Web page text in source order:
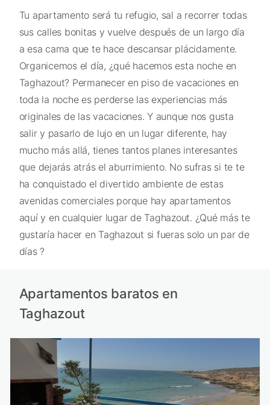
Tu apartamento será tu refugio, sal a recorrer todas
sus calles bonitas y vuelve después de un largo día
a esa cama que te hace descansar plácidamente.
Organicemos el día, ¿qué hacemos esta noche en
Taghazout? Permanecer en piso de vacaciones en
toda la noche es perderse las experiencias más
originales de las vacaciones. Y aunque nos gusta
salir y pasarlo de lujo en un lugar diferente, hay
mucho más allá, tienes tantos planes interesantes
que dejarás atrás el aburrimiento. No sufras si te te
ha conquistado el divertido ambiente de estas
avenidas comerciales porque hay apartamentos
aquí y en cualquier lugar de Taghazout. ¿Qué más te
gustaría hacer en Taghazout si fueras solo un par de
días ?
Apartamentos baratos en
Taghazout